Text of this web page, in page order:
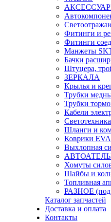
Фитинги и
Фитинги
Манжеты
Бачки
Штуцера,
ЗЕРКАЛА
Крылья и
Трубки
Трубки
Кабели
Шланги и
Коврики EVA
Выхлопная
АВТОАТЕЛЬЕ
Хомуты
Шайбы и
Топливная
РАЗНОЕ (под
Каталог запчастей
Доставка и оплата
Контакты